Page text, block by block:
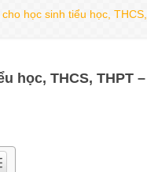
học sinh tiểu học,
học, THCS, THPT